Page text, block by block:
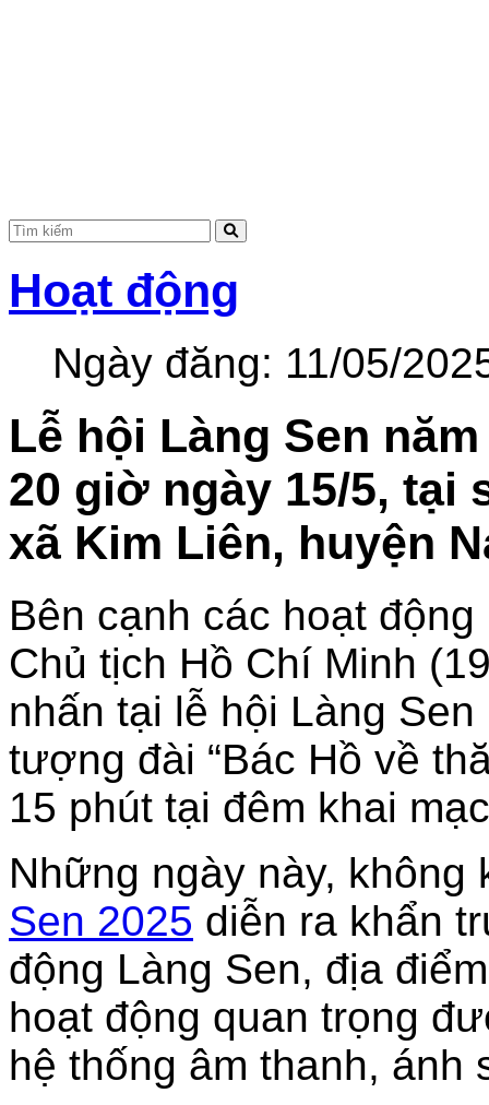
Hoạt động
Ngày đăng: 11/05/
Lễ hội Làng Sen
20 giờ ngày 15/5, tại
xã Kim Liên, huyện
Bên cạnh các hoạt
Chủ tịch Hồ Chí Minh
nhấn tại lễ hội Làng
tượng đài “Bác Hồ về
15 phút tại đêm khai
Những ngày này,
Sen 2025 diễn ra khẩn
động Làng Sen, địa
hoạt động quan trọng
hệ thống âm thanh, ánh